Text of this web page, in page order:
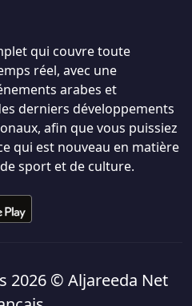
qui couvre toute
réel, avec une
arabes et
derniers développements
afin que vous puissiez
qui est nouveau en matière
sport et de culture.
2026 © Aljareeda Net